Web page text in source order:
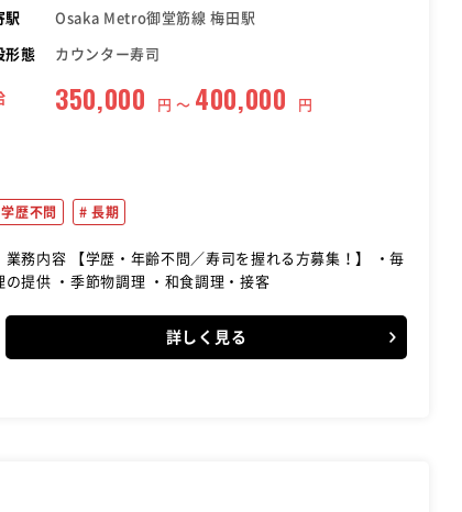
駅 Osaka Metro御堂筋線 梅田駅
形態 カウンター寿司
350,000 円 〜 400,000 円
学歴不問 長期
提供 ・季節物調理 ・和食調理・接客
詳しく見る